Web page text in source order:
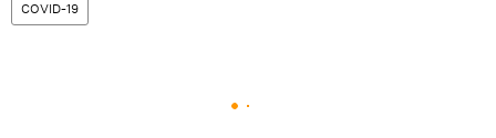
COVID-19